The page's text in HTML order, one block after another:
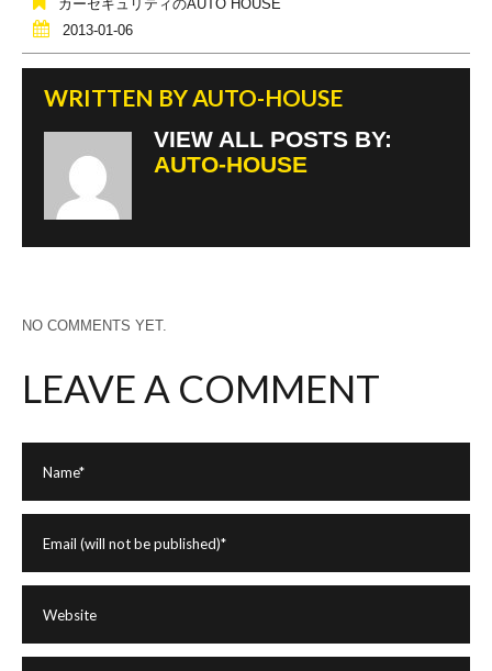
o
k
カーセキュリティのAUTO HOUSE
2013-01-06
WRITTEN BYAUTO-HOUSE
VIEW ALL POSTS BY:
AUTO-HOUSE
NO COMMENTS YET.
LEAVE A COMMENT